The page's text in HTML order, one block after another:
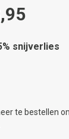
snijverlies
te bestellen